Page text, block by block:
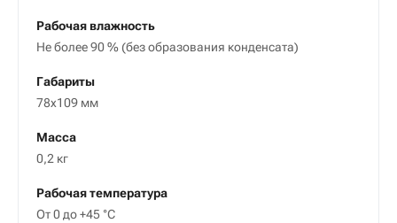
Рабочая влажность
Не более 90 % (без образования конденсата)
Габариты
78x109 мм
Масса
0,2 кг
Рабочая температура
От 0 до +45 °C